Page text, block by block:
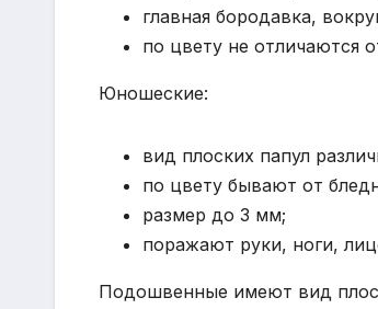
главная бородавка,
по цвету не отличаются
Юношеские:
вид плоских папул
по цвету бывают от
размер до 3 мм;
поражают руки, ноги,
Подошвенные имеют вид